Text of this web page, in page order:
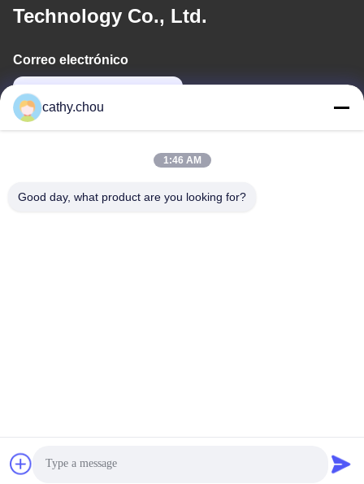
Technology Co., Ltd.
Correo electrónico
Copyright -2026 Shenzhen HongJie Water Technology Co., Ltd. .
Todos los derechos reservados.
cathy.chou
1:46 AM
Good day, what product are you looking for?